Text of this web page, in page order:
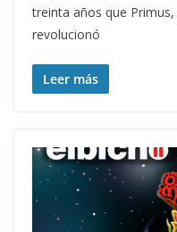
treinta años que
revolucionó
Leer más